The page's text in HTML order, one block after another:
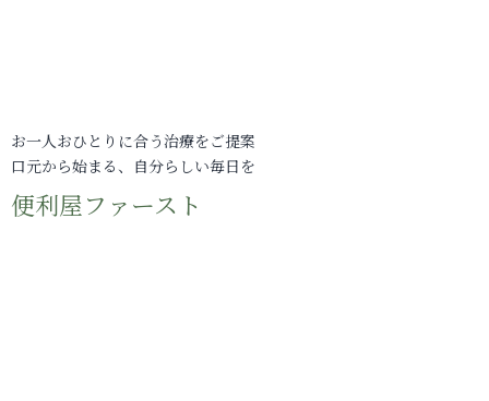
お一人おひとりに合う治療をご提案
口元から始まる、自分らしい毎日を
便利屋ファースト